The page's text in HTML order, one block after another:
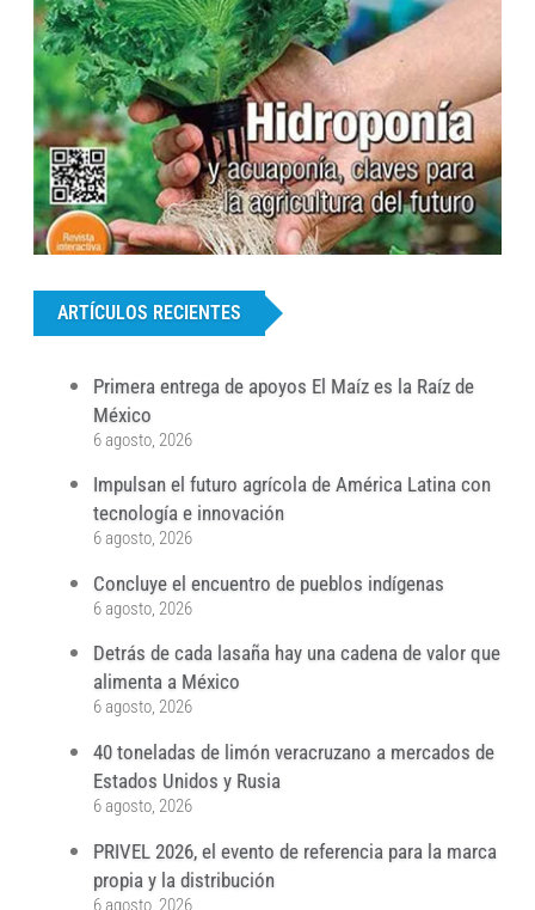
ARTÍCULOS RECIENTES
Primera entrega de apoyos El Maíz es la Raíz de
México
6 agosto, 2026
Impulsan el futuro agrícola de América Latina con
tecnología e innovación
6 agosto, 2026
Concluye el encuentro de pueblos indígenas
6 agosto, 2026
Detrás de cada lasaña hay una cadena de valor que
alimenta a México
6 agosto, 2026
40 toneladas de limón veracruzano a mercados de
Estados Unidos y Rusia
6 agosto, 2026
PRIVEL 2026, el evento de referencia para la marca
propia y la distribución
6 agosto, 2026